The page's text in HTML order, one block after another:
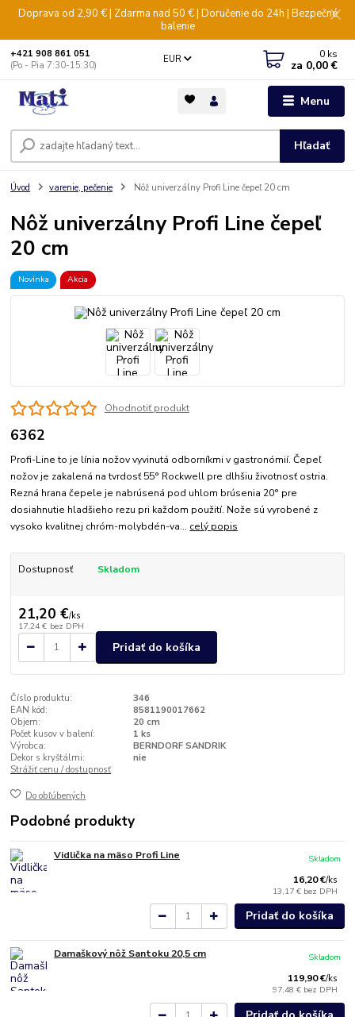
Doprava od 2,90 € | Zdarma nad 50 € | Doručenie do 24h | Bezpečné
balenie
Menu
EUR
Hľadať
+421 908 861 051
(Po - Pia 7:30-15:30)
0 ks
za 0,00 €
Úvod varenie, pečenie Nôž univerzálny Profi Line čepeľ 20 cm
Nôž univerzálny Profi Line čepeľ
20 cm
Novinka Akcia
Ohodnotiť produkt
6362
Profi-Line to je línia nožov vyvinutá odborníkmi v gastronómií. Čepeľ
nožov je zakalená na tvrdosť 55° Rockwell pre dlhšiu životnosť ostria.
Rezná hrana čepele je nabrúsená pod uhlom brúsenia 20° pre
dosiahnutie hladšieho rezu pri každom použití. Nože sú vyrobené z
vysoko kvalitnej chróm-molybdén-va... celý popis
Dostupnosť Skladom
21,20 €/ks
17,24 € bez DPH
Pridať do košíka
Číslo produktu:
346
EAN kód:
8581190017662
Objem:
20 cm
Počet kusov v balení:
1 ks
Výrobca:
BERNDORF SANDRIK
Dekor s kryštálmi:
nie
Strážiť cenu / dostupnosť
Do obľúbených
Podobné produkty
Vidlička na mäso Profi Line
16,20 €/ks
13,17 € bez DPH
Skladom
Pridať do košíka
Damaškový nôž Santoku 20,5 cm
119,90 €/ks
97,48 € bez DPH
Skladom